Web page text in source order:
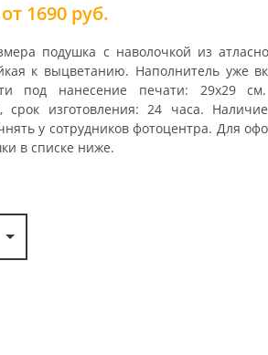
от 1690 руб.
подушка с наволочкой из
к выцветанию. Наполнитель уже
под нанесение печати: 29х29
срок изготовления: 24 часа.
у сотрудников фотоцентра. Для
в списке ниже.